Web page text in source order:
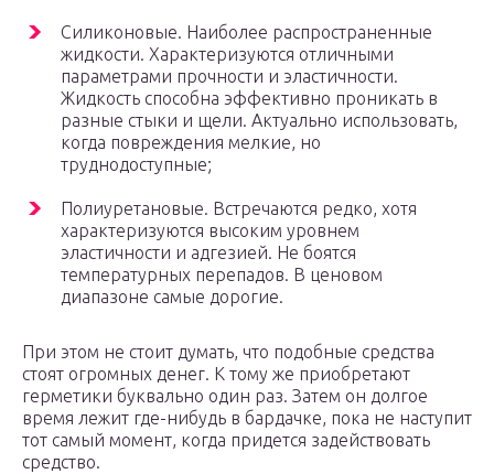
Силиконовые. Наиболее распространенные
жидкости. Характеризуются отличными
параметрами прочности и эластичности.
Жидкость способна эффективно проникать в
разные стыки и щели. Актуально использовать,
когда повреждения мелкие, но
труднодоступные;
Полиуретановые. Встречаются редко, хотя
характеризуются высоким уровнем
эластичности и адгезией. Не боятся
температурных перепадов. В ценовом
диапазоне самые дорогие.
При этом не стоит думать, что подобные средства
стоят огромных денег. К тому же приобретают
герметики буквально один раз. Затем он долгое
время лежит где-нибудь в бардачке, пока не наступит
тот самый момент, когда придется задействовать
средство.